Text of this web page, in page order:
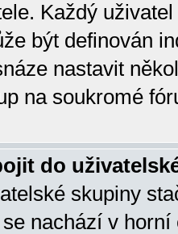
Každý
být definován
nastavit
na soukromé
do
skupiny
nachází v horní